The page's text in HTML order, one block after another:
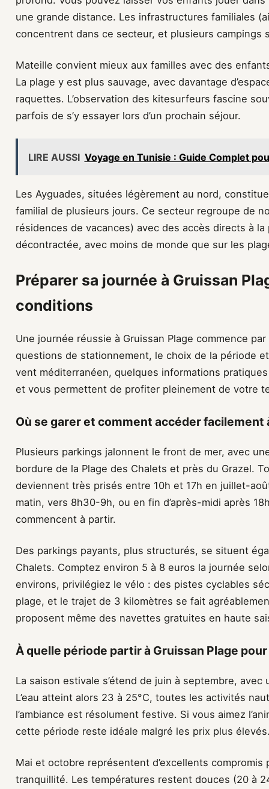
une grande distance. Les infrastructures familiales
concentrent dans ce secteur, et plusieurs campings
Mateille convient mieux aux familles avec des
La plage y est plus sauvage, avec davantage
raquettes. L’observation des kitesurfeurs fascine
parfois de s’y essayer lors d’un prochain séjour.
LIRE AUSSI Voyage en Tunisie : Guide Complet
Les Ayguades, situées légèrement au nord,
familial de plusieurs jours. Ce secteur regroupe de
résidences de vacances) avec des accès directs à la
décontractée, avec moins de monde que sur les
Préparer sa journée à Gruissan
conditions
Une journée réussie à Gruissan Plage commence
questions de stationnement, le choix de la période
vent méditerranéen, quelques informations
et vous permettent de profiter pleinement de votre
Où se garer et comment accéder facilement
Plusieurs parkings jalonnent le front de mer, avec
bordure de la Plage des Chalets et près du Grazel.
deviennent très prisés entre 10h et 17h en juillet-
matin, vers 8h30-9h, ou en fin d’après-midi après
commencent à partir.
Des parkings payants, plus structurés, se situent
Chalets. Comptez environ 5 à 8 euros la journée
environs, privilégiez le vélo : des pistes cyclables
plage, et le trajet de 3 kilomètres se fait
proposent même des navettes gratuites en haute
À quelle période partir à Gruissan Plage
La saison estivale s’étend de juin à septembre,
L’eau atteint alors 23 à 25°C, toutes les activités
l’ambiance est résolument festive. Si vous aimez
cette période reste idéale malgré les prix plus
Mai et octobre représentent d’excellents
tranquillité. Les températures restent douces (20 à